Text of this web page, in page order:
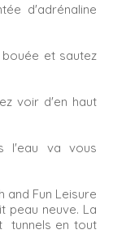
d'adrénaline
et sautez
voir d'en haut
l'eau va vous
and Fun Leisure
peau neuve. La
tunnels en tout